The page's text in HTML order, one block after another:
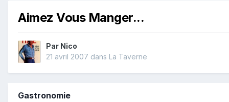
Aimez Vous Manger...
Par Nico
21 avril 2007 dans La Taverne
Gastronomie